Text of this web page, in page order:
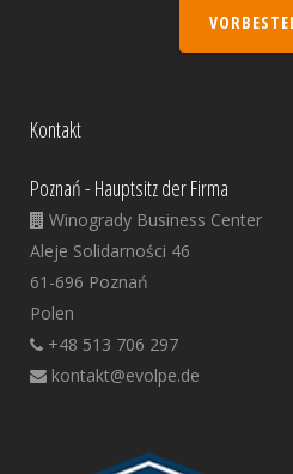
Kontakt
Poznań - Hauptsitz der Firma
Winogrady Business Center
Aleje Solidarności 46
61-696 Poznań
Polen
+48 513 706 297
kontakt@evolpe.de